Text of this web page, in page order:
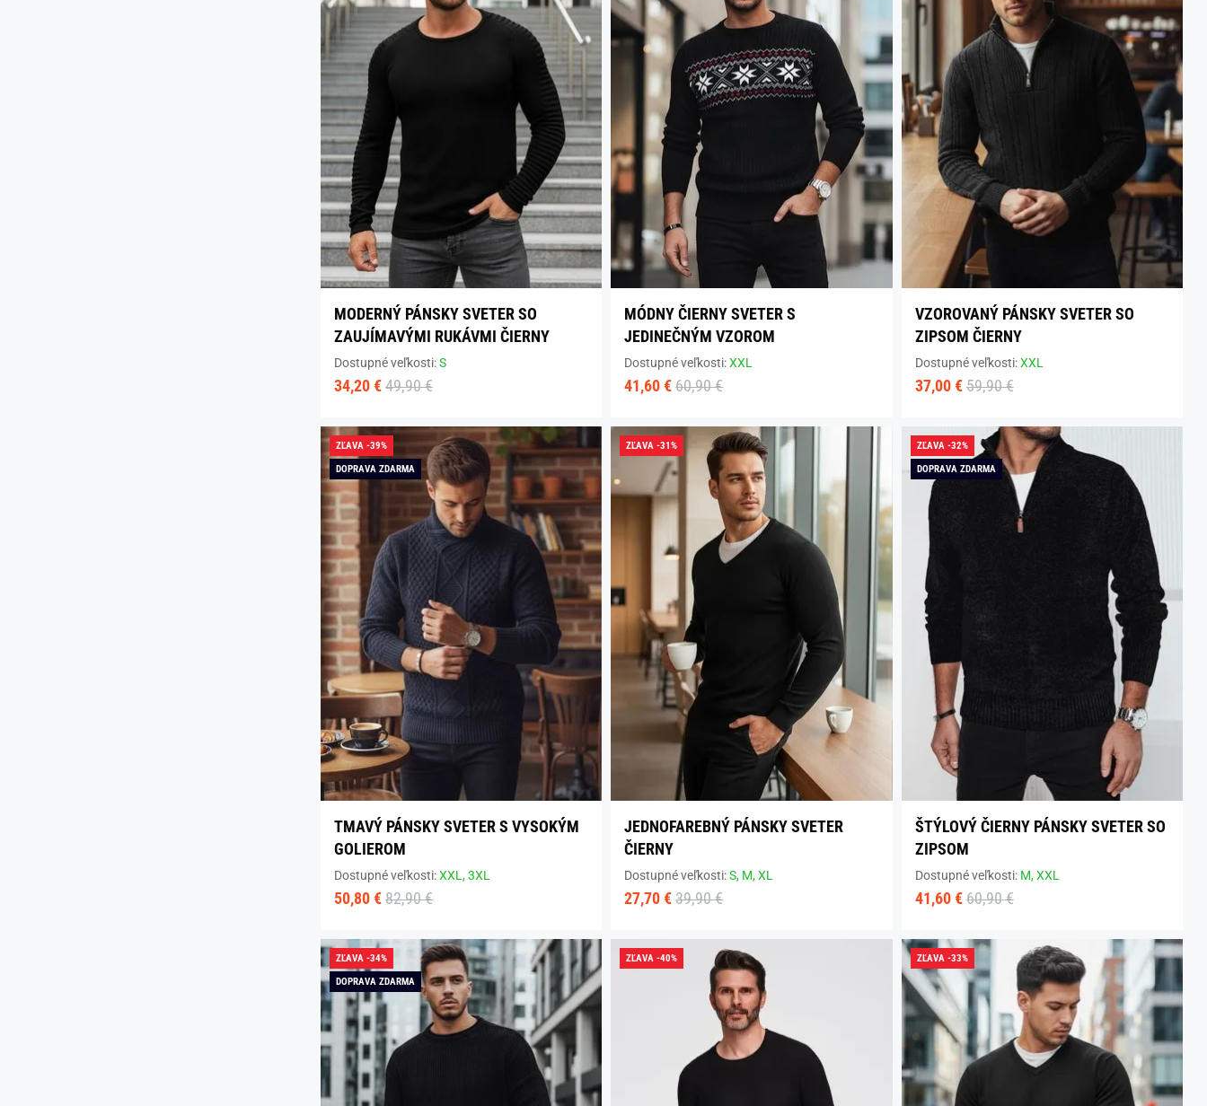
MODERNÝ PÁNSKY SVETER SO
ZAUJÍMAVÝMI RUKÁVMI ČIERNY
Dostupné veľkosti:S
34,20 € 49,90 €
MÓDNY ČIERNY SVETER S
JEDINEČNÝM VZOROM
Dostupné veľkosti:XXL
41,60 € 60,90 €
VZOROVANÝ PÁNSKY SVETER SO
ZIPSOM ČIERNY
Dostupné veľkosti:XXL
37,00 € 59,90 €
ZĽAVA -39%
DOPRAVA ZDARMA
TMAVÝ PÁNSKY SVETER S VYSOKÝM
GOLIEROM
Dostupné veľkosti:XXL,3XL
50,80 € 82,90 €
ZĽAVA -31%
JEDNOFAREBNÝ PÁNSKY SVETER
ČIERNY
Dostupné veľkosti:S, M,XL
27,70 € 39,90 €
ZĽAVA -32%
DOPRAVA ZDARMA
ŠTÝLOVÝ ČIERNY PÁNSKY SVETER SO
ZIPSOM
Dostupné veľkosti: M,XXL
41,60 € 60,90 €
ZĽAVA -34%
DOPRAVA ZDARMA
ZĽAVA -40% ZĽAVA -33%